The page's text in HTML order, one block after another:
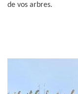
de vos arbres.